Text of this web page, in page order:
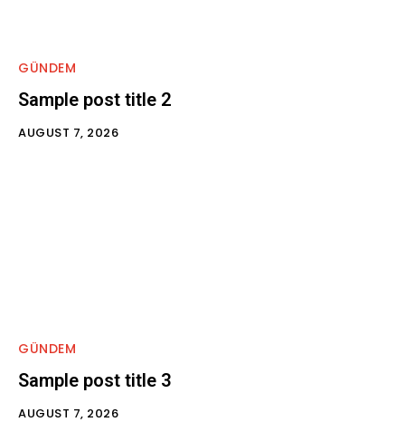
GÜNDEM
Sample post title 2
AUGUST 7, 2026
GÜNDEM
Sample post title 3
AUGUST 7, 2026